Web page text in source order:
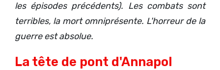
les épisodes précédents). Les combats sont
terribles, la mort omniprésente. L'horreur de la
guerre est absolue.
La tête de pont d'Annapol